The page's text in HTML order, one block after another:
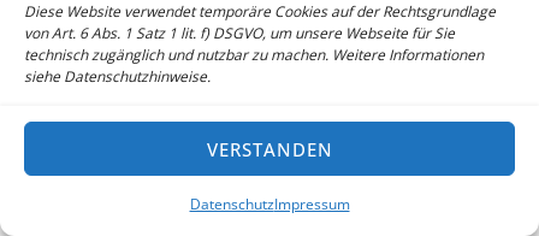
Diese Website verwendet temporäre Cookies auf der Rechtsgrundlage
von Art. 6 Abs. 1 Satz 1 lit. f) DSGVO, um unsere Webseite für Sie
technisch zugänglich und nutzbar zu machen. Weitere Informationen
siehe Datenschutzhinweise.
VERSTANDEN
DatenschutzImpressum